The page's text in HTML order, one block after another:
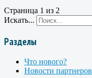
Страница 1 из 2
Искать...
Разделы
Что нового?
Новости партнеров